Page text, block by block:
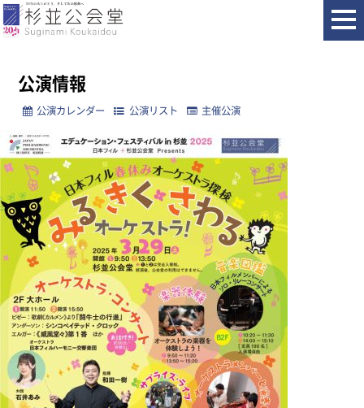
ホーム
公演情報
日本フィル 春休みオーケストラ探検 みる・きく・さわるオーケストラ！
公演情報
公演カレンダー 公演リスト 主催公演